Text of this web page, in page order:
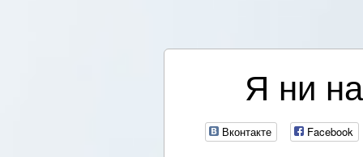
Я ни
Вконтакте Facebook